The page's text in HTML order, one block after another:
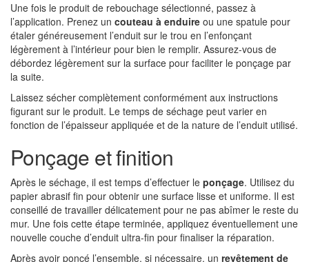
Une fois le produit de rebouchage sélectionné, passez à
l’application. Prenez un couteau à enduire ou une spatule pour
étaler généreusement l’enduit sur le trou en l’enfonçant
légèrement à l’intérieur pour bien le remplir. Assurez-vous de
débordez légèrement sur la surface pour faciliter le ponçage par
la suite.
Laissez sécher complètement conformément aux instructions
figurant sur le produit. Le temps de séchage peut varier en
fonction de l’épaisseur appliquée et de la nature de l’enduit utilisé.
Ponçage et finition
Après le séchage, il est temps d’effectuer le ponçage. Utilisez du
papier abrasif fin pour obtenir une surface lisse et uniforme. Il est
conseillé de travailler délicatement pour ne pas abîmer le reste du
mur. Une fois cette étape terminée, appliquez éventuellement une
nouvelle couche d’enduit ultra-fin pour finaliser la réparation.
Après avoir poncé l’ensemble, si nécessaire, un revêtement de